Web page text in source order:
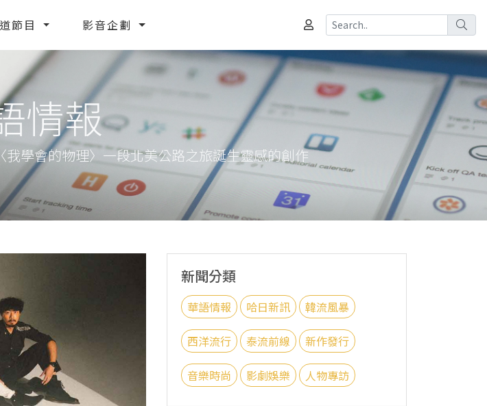
節目 影音企劃
情報
學會的物理〉一段北美公路之旅誕生靈感的創作
新聞分類
華語情報 哈日新訊 韓流風暴
西洋流行 泰流前線 新作發行
音樂時尚 影劇娛樂 人物專訪